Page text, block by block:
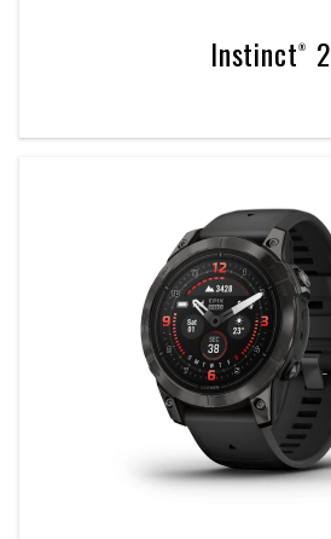
Instinct® 2